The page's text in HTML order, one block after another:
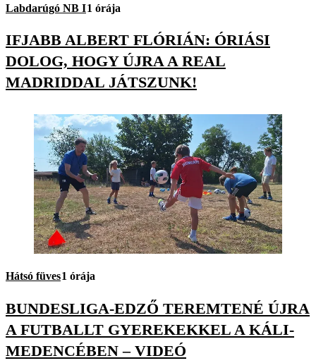
Labdarúgó NB I1 órája
IFJABB ALBERT FLÓRIÁN: ÓRIÁSI
DOLOG, HOGY ÚJRA A REAL
MADRIDDAL JÁTSZUNK!
Hátsó füves1 órája
BUNDESLIGA-EDZŐ TEREMTENÉ ÚJRA
A FUTBALLT GYEREKEKKEL A KÁLI-
MEDENCÉBEN – VIDEÓ